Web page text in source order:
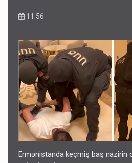
11:56
Ermənistanda keçmiş baş nazirin